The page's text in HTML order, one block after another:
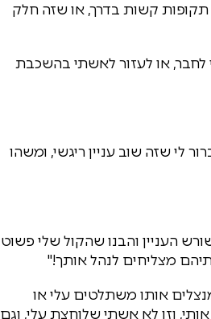
קשות בדרך, או שזה חלק
לחבר, או לעזור לאשתי בהשכבת
לי שזה שוב עניין ריגשי, ומשהו
העניין והבנו שהקול שלי פשוט
מצליחים לנהל אותך!"
אותו משתלטים עלי או
וזו לא אשתי שלוחצת עלי, וגם